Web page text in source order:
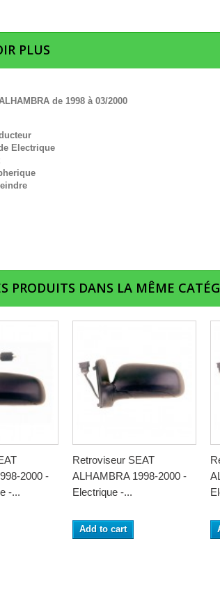
PLUS
de 1998 à 03/2000
Electrique
PRODUITS DANS LA MÊME
2000 -
-...
Retroviseur SEAT
ALHAMBRA 1998-2000 -
Electrique -...
Add to cart